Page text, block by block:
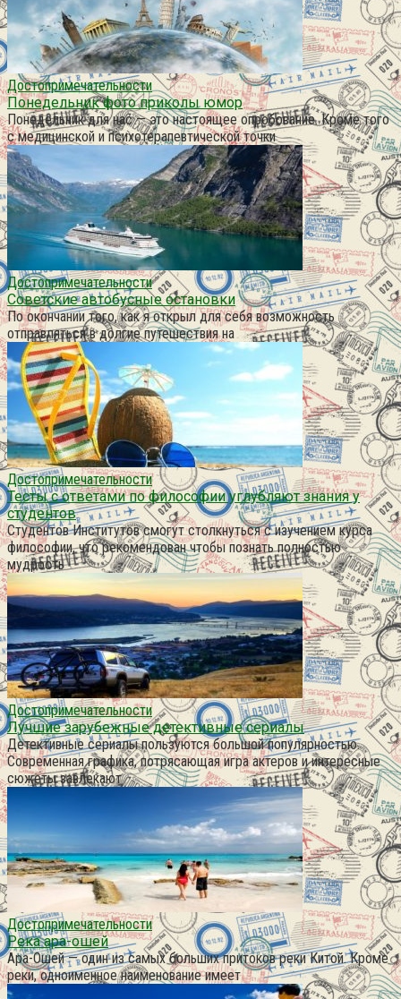
Достопримечательности
Понедельник фото приколы юмор
Понедельник для нас — это настоящее опробование. Кроме того
с медицинской и психотерапевтической точки
Достопримечательности
Советские автобусные остановки
По окончании того, как я открыл для себя возможность
отправляться в долгие путешествия на
Достопримечательности
Тесты с ответами по философии углубляют знания у
студентов
Студентов Институтов смогут столкнуться с изучением курса
философии, что рекомендован чтобы познать полностью
мудрость
Достопримечательности
Лучшие зарубежные детективные сериалы
Детективные сериалы пользуются большой популярностью.
Современная графика, потрясающая игра актеров и интересные
сюжеты завлекают
Достопримечательности
Река ара-ошей
Ара-Ошей — один из самых больших притоков реки Китой. Кроме
реки, одноименное наименование имеет